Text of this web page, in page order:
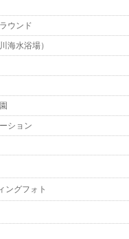
ウンド
海水浴場）
ション
ングフォト